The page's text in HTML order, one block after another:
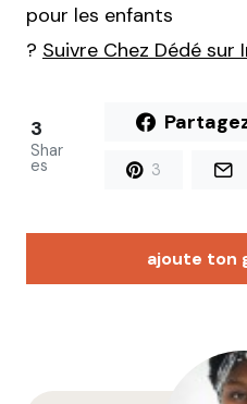
pour les enfants
? Suivre Chez Dédé sur
3
Shar
es 3
ajoute ton
Votre adresse e-mail ne